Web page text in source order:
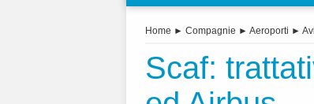
Home ► Compagnie ► Aeroporti ►
Scaf: